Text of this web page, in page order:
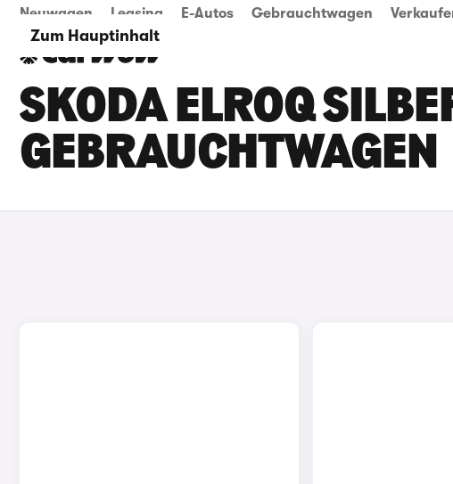
Zum Hauptinhalt
Neuwagen Leasing E-Autos Gebrauchtwagen
SKODA ELROQ
GEBRAUCHTWAGEN